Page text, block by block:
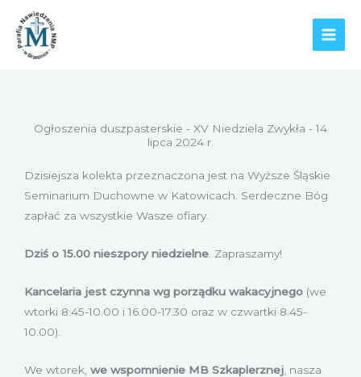
Przejdź
treści
Ogłoszenia duszpasterskie - XV Niedziela Zwykła - 14
lipca 2024 r.
Dzisiejsza kolekta przeznaczona jest na Wyższe Śląskie
Seminarium Duchowne w Katowicach. Serdeczne Bóg
zapłać za wszystkie Wasze ofiary.
Dziś o 15.00 nieszpory niedzielne . Zapraszamy!
Kancelaria jest czynna wg porządku wakacyjnego (we
wtorki 8.45-10.00 i 16.00-17.30 oraz w czwartki 8.45-
10.00).
We wtorek, we wspomnienie MB Szkaplerznej , nasza